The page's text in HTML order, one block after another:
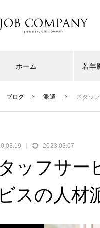
ホーム 若年
ブログ 派遣 スタッ
2023.03.07
ッフサー
スの人材